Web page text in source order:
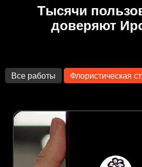
Тысячи
доверяют
Все работы Флористическая